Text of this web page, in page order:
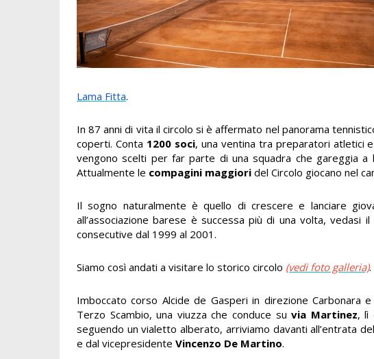
Lama Fitta.
In 87 anni di vita il circolo si è affermato nel panorama
coperti. Conta 1200 soci, una ventina tra preparatori atletici
vengono scelti per far parte di una squadra che gareggia
Attualmente le compagini maggiori del Circolo giocano nel
Il sogno naturalmente è quello di crescere e lanciare
all’associazione barese è successa più di una volta, vedasi
consecutive dal 1999 al 2001.
Siamo così andati a visitare lo storico circolo (vedi foto galleria).
Imboccato corso Alcide de Gasperi in direzione Carbonara
Terzo Scambio, una viuzza che conduce suvia Martinez, lì
seguendo un vialetto alberato, arriviamo davanti all’entrata
e dal vicepresidente Vincenzo De Martino.